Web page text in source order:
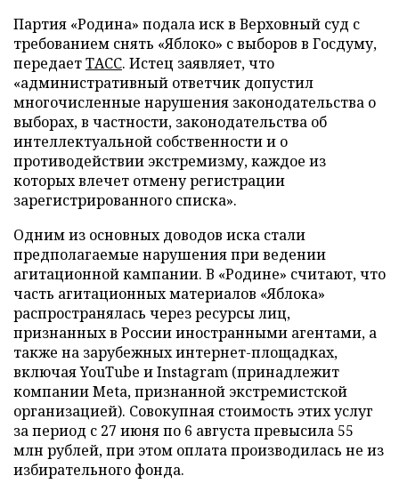
Партия «Родина» подала иск в Верховный суд с
требованием снять «Яблоко» с выборов в Госдуму,
передаетТАСС. Истец заявляет, что
«административный ответчик допустил
многочисленные нарушения законодательства о
выборах, в частности, законодательства об
интеллектуальной собственности и о
противодействии экстремизму, каждое из
которых влечет отмену регистрации
зарегистрированного списка».
Одним из основных доводов иска стали
предполагаемые нарушения при ведении
агитационной кампании. В «Родине» считают, что
часть агитационных материалов «Яблока»
распространялась через ресурсы лиц,
признанных в России иностранными агентами, а
также на зарубежных интернет-площадках,
включая YouTube и Instagram (принадлежит
компании Meta, признанной экстремистской
организацией). Совокупная стоимость этих услуг
за период с 27 июня по 6 августа превысила 55
млн рублей, при этом оплата производилась не из
избирательного фонда.